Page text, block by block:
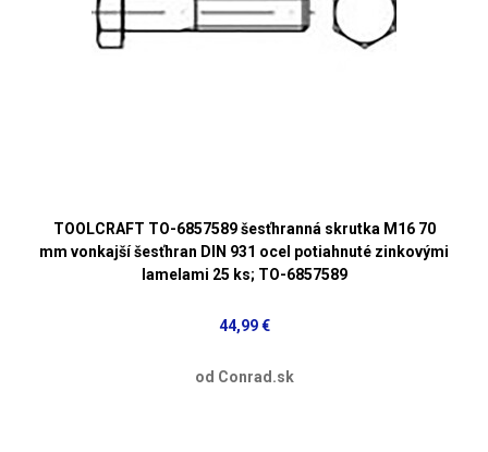
TOOLCRAFT TO-6857589 šesťhranná skrutka M16 70
mm vonkajší šesťhran DIN 931 ocel potiahnuté zinkovými
lamelami 25 ks; TO-6857589
44,99 €
od Conrad.sk